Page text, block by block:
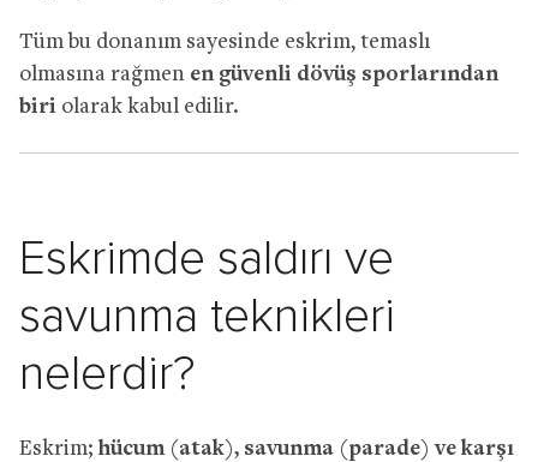
Tüm bu donanım sayesinde eskrim, temaslı
olmasına rağmen en güvenli dövüş sporlarından
biri olarak kabul edilir.
Eskrimde saldırı ve
savunma teknikleri
nelerdir?
Eskrim; hücum (atak), savunma (parade) ve karşı